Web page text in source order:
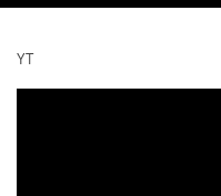
YT